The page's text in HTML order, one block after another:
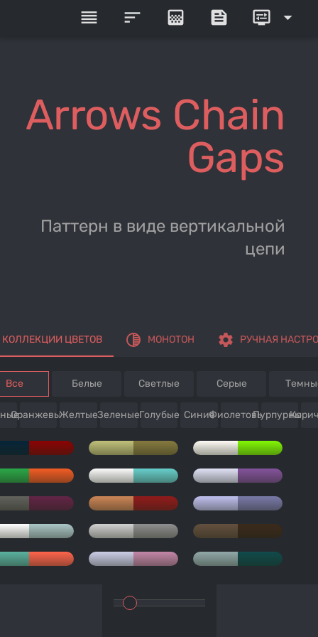
reorder sort gradient feed display_settings arrow_drop_down
Arrows Chain
Gaps
Паттерн в виде вертикальной
цепи
КОЛЛЕКЦИИ ЦВЕТОВ tonality МОНОТОН settings РУЧНАЯ
Все Белые Светлые Серые
ОранжевыеЖелтыеЗеленыеГолубые СиниеФиолетовыеПурпурные